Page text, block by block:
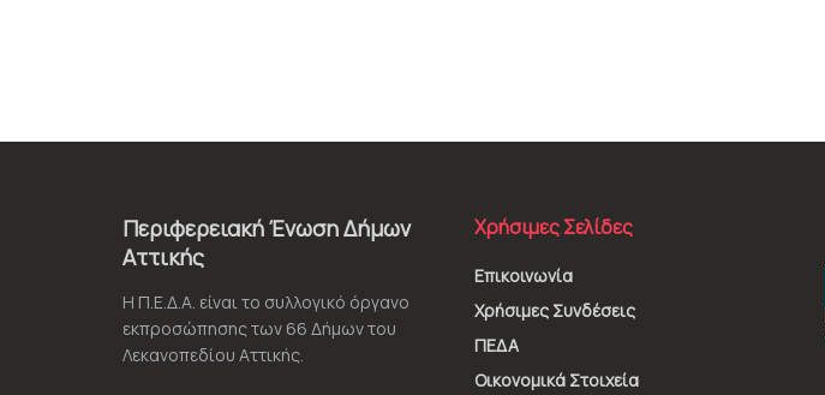
Περιφερειακή Ένωση Δήμων
Αττικής
Η Π.Ε.Δ.Α. είναι το συλλογικό όργανο
εκπροσώπησης των 66 Δήμων του
Λεκανοπεδίου Αττικής.
Χρήσιμες Σελίδες
Επικοινωνία
Χρήσιμες Συνδέσεις
ΠΕΔΑ
Οικονομικά Στοιχεία